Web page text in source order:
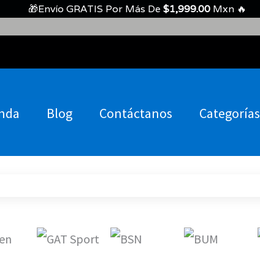
Blog Contáctanos Categorías
🎁Envío GRATIS Por Más De $1,999.00 Mxn 🔥